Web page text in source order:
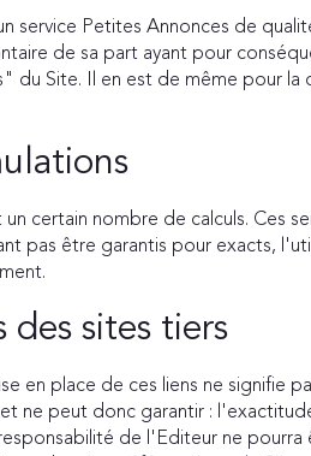
Petites Annonces de
de sa part ayant pour
Site. Il en est de même pour
certain nombre de calculs. Ces
pas être garantis pour exacts,
des sites tiers
en place de ces liens ne signifie
peut donc garantir :
de l'Editeur ne